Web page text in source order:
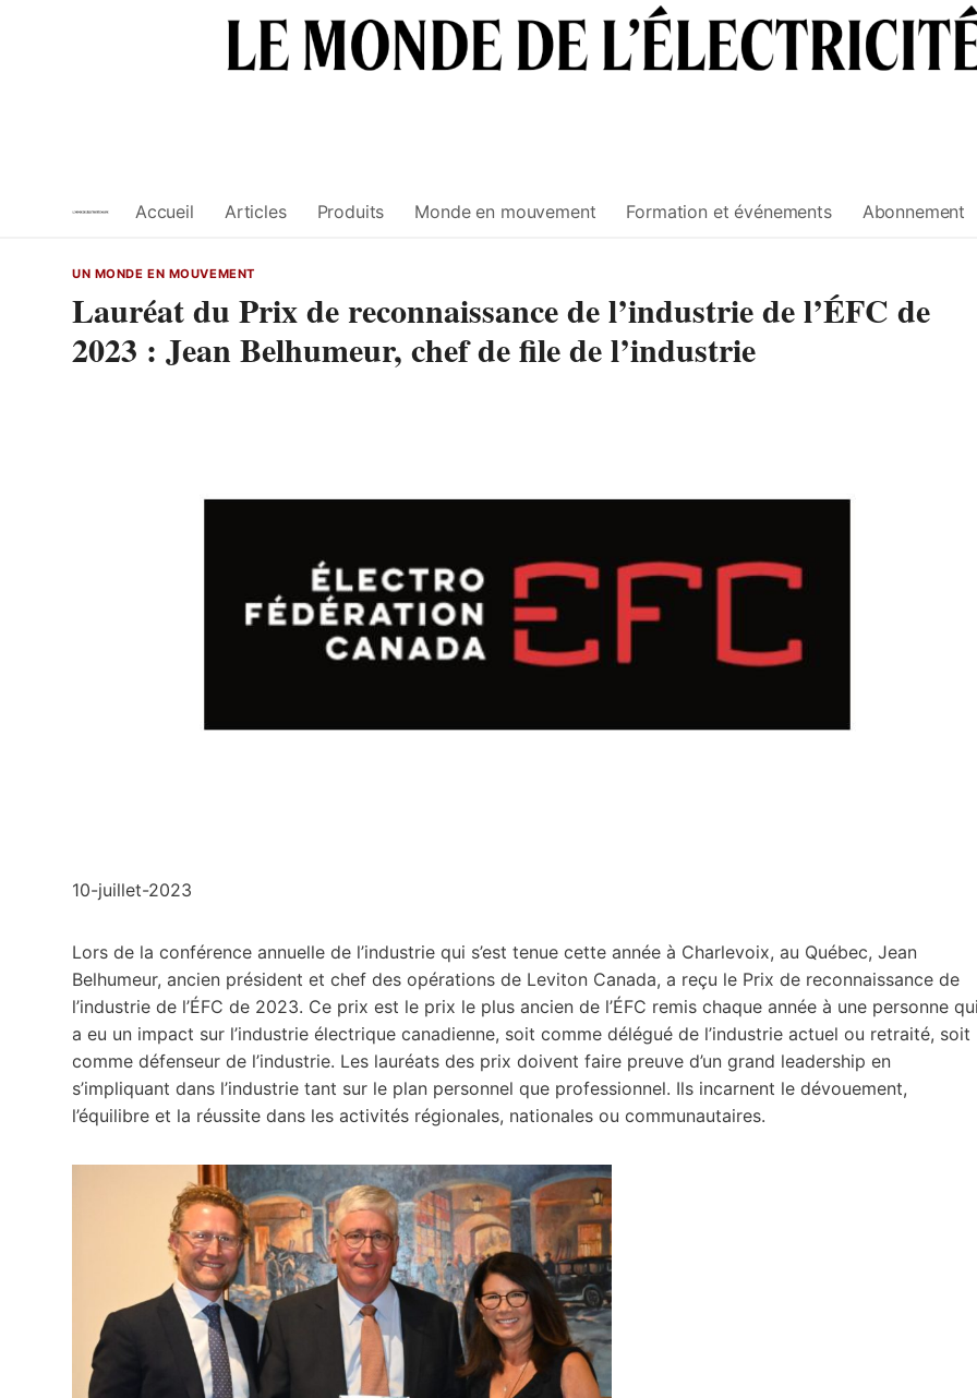
Accueil Articles Produits Monde en mouvement Formation et événements Abonnement
UN MONDE EN MOUVEMENT
Lauréat du Prix de reconnaissance de l’industrie de l’ÉFC de
2023 : Jean Belhumeur, chef de file de l’industrie
10-juillet-2023
Lors de la conférence annuelle de l’industrie qui s’est tenue cette année à Charlevoix, au Québec, Jean
Belhumeur, ancien président et chef des opérations de Leviton Canada, a reçu le Prix de reconnaissance de
l’industrie de l’ÉFC de 2023. Ce prix est le prix le plus ancien de l’ÉFC remis chaque année à une personne qui
a eu un impact sur l’industrie électrique canadienne, soit comme délégué de l’industrie actuel ou retraité, soit
comme défenseur de l’industrie. Les lauréats des prix doivent faire preuve d’un grand leadership en
s’impliquant dans l’industrie tant sur le plan personnel que professionnel. Ils incarnent le dévouement,
l’équilibre et la réussite dans les activités régionales, nationales ou communautaires.